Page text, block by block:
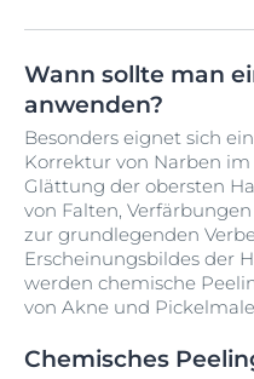
Wann sollte man
anwenden?
Besonders eignet sich
Korrektur von Narben
Glättung der obersten
von Falten,
zur grundlegenden
Erscheinungsbildes der
werden chemische
von Akne und
Chemisches